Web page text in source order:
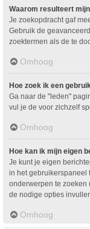
Waarom resulteert
Je zoekopdracht gaf
Gebruik de
zoektermen als de te
Omhoog
Hoe zoek ik een
Ga naar de "leden"
vul je de voor zichzelf
Omhoog
Hoe kan ik mijn eigen
Je kunt je eigen
in het gebruikerspaneel
onderwerpen te zoeken
de nodige opties
Omhoog